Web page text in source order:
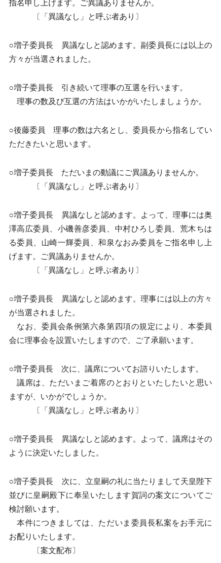
指名申し上げます。ご異議ありませんか。
〔「異議なし」と呼ぶ者あり〕
○増子委員長 異議なしと認めます。副委員長には以上の
方々が当選されました。
○増子委員長 引き続いて理事の互選を行います。
理事の数及び互選の方法はいかがいたしましょうか。
○後藤委員 理事の数は六名とし、委員長から指名してい
ただきたいと思います。
○増子委員長 ただいまの動議にご異議ありませんか。
〔「異議なし」と呼ぶ者あり〕
○増子委員長 異議なしと認めます。よって、理事には奥
澤高広委員、小磯善彦委員、中村ひろし委員、荒木ちは
る委員、山崎一輝委員、和泉なおみ委員をご指名申し上
げます。ご異議ありませんか。
〔「異議なし」と呼ぶ者あり〕
○増子委員長 異議なしと認めます。理事には以上の方々
が当選されました。
なお、委員会条例第六条第四項の規定により、本委員
会に理事会を設置いたしますので、ご了承願います。
○増子委員長 次に、議席についてお諮りいたします。
議席は、ただいまご着席のとおりといたしたいと思い
ますが、いかがでしょうか。
〔「異議なし」と呼ぶ者あり〕
○増子委員長 異議なしと認めます。よって、議席はその
ように決定いたしました。
○増子委員長 次に、立皇嗣の礼に当たりまして天皇陛下
並びに皇嗣殿下に奉呈いたします賀詞の案文についてご
検討願います。
本件につきましては、ただいま委員長私案をお手元に
お配りいたします。
〔案文配布〕